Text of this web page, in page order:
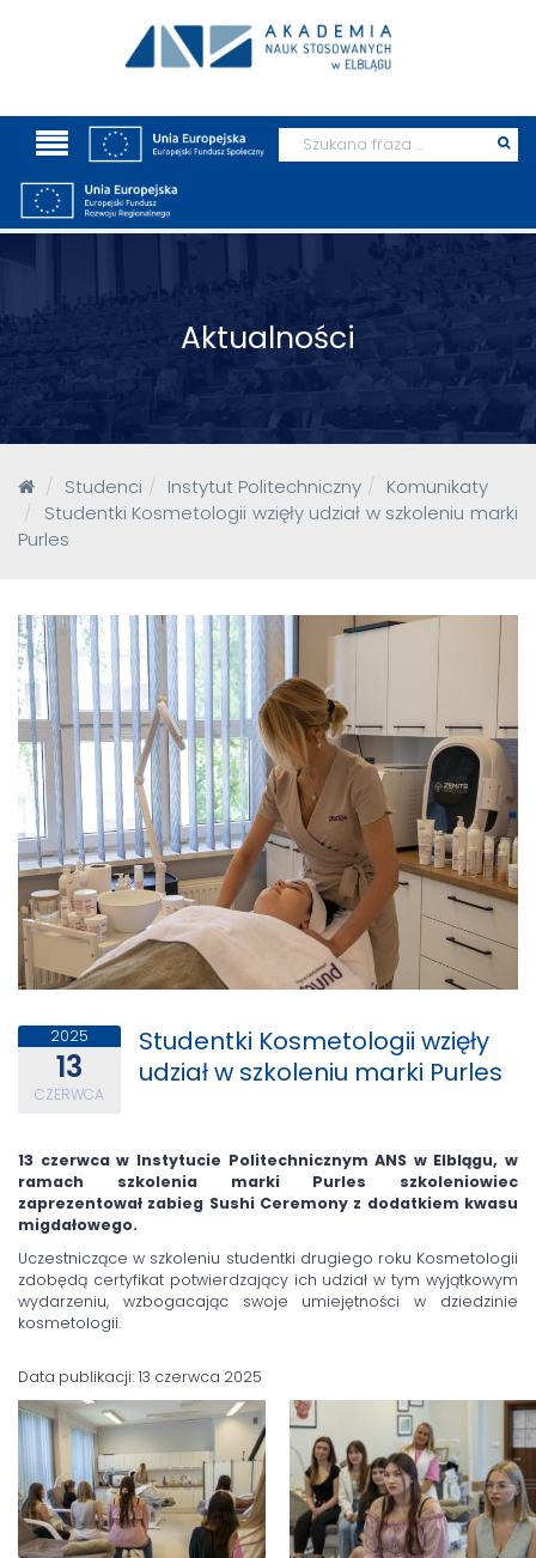
Wyszukaj
Aktualności
Studenci Instytut Politechniczny
Komunikaty
Studentki Kosmetologii wzięły udział w szkoleniu marki
Purles
2025
13
CZERWCA
Studentki Kosmetologii wzięły
udział w szkoleniu marki Purles
13 czerwca w Instytucie Politechnicznym ANS w Elblągu, w
ramach szkolenia marki Purles szkoleniowiec
zaprezentował zabieg Sushi Ceremony z dodatkiem kwasu
migdałowego.
Uczestniczące w szkoleniu studentki drugiego roku Kosmetologii
zdobędą certyfikat potwierdzający ich udział w tym wyjątkowym
wydarzeniu, wzbogacając swoje umiejętności w dziedzinie
kosmetologii.
Data publikacji: 13 czerwca 2025